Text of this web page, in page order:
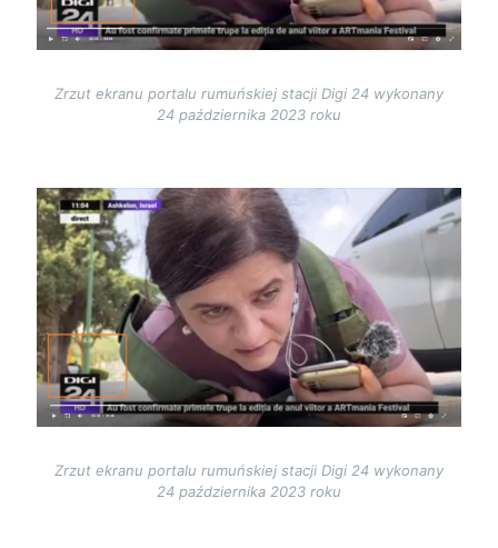
Zrzut ekranu portalu rumuńskiej stacji Digi 24 wykonany
24 października 2023 roku
Image
Zrzut ekranu portalu rumuńskiej stacji Digi 24 wykonany
24 października 2023 roku